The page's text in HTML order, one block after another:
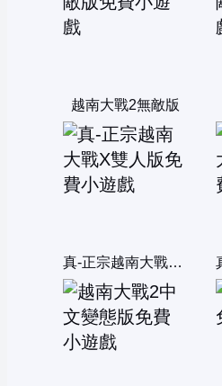
越南大戰2無敵版
真-正宗越南大戰X雙人版